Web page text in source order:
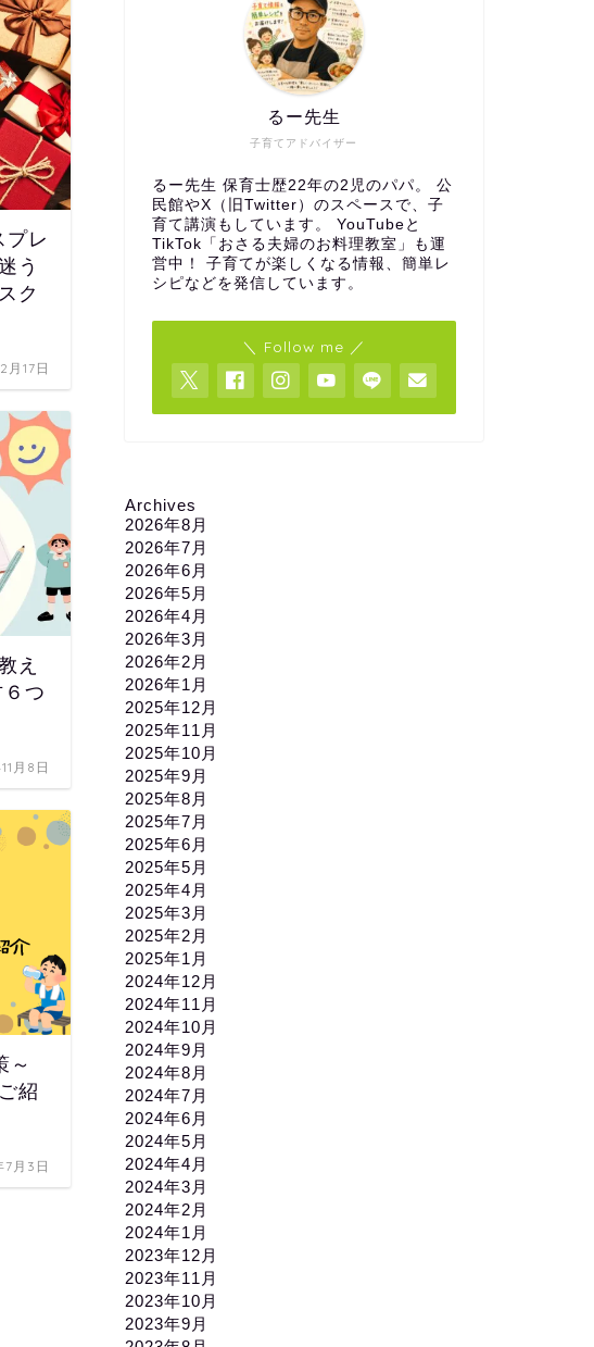
プレ
う
ク
月17日
え
つ
月8日
～
紹
月3日
子育てアドバイザー
るー先生
るー先生 保育士歴22年の2児のパパ。 公
民館やX（旧Twitter）のスペースで、子
育て講演もしています。 YouTubeと
TikTok「おさる夫婦のお料理教室」も運
営中！ 子育てが楽しくなる情報、簡単レ
シピなどを発信しています。
＼ Follow me ／
Archives
2026年8月
2026年7月
2026年6月
2026年5月
2026年4月
2026年3月
2026年2月
2026年1月
2025年12月
2025年11月
2025年10月
2025年9月
2025年8月
2025年7月
2025年6月
2025年5月
2025年4月
2025年3月
2025年2月
2025年1月
2024年12月
2024年11月
2024年10月
2024年9月
2024年8月
2024年7月
2024年6月
2024年5月
2024年4月
2024年3月
2024年2月
2024年1月
2023年12月
2023年11月
2023年10月
2023年9月